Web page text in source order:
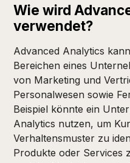
Wie wird
verwendet?
Advanced Analytics
Bereichen eines
von Marketing und
Personalwesen sowie
Beispiel könnte ein
Analytics nutzen, um
Verhaltensmuster zu
Produkte oder Services